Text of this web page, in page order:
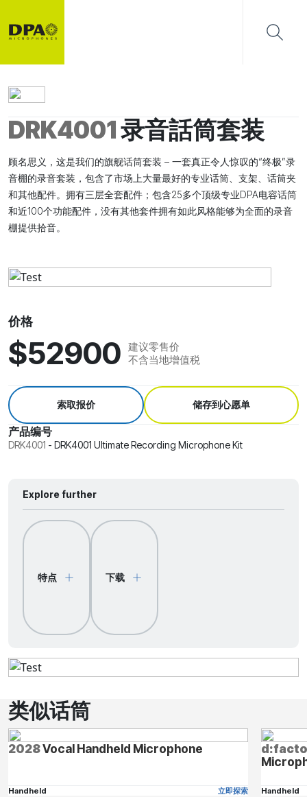
DRK4001录音話筒套装
顾名思义，这是我们的旗舰话筒套装 – 一套真正令人惊叹的“终极”录
音棚的录音套装，包含了市场上大量最好的专业话筒、支架、话筒夹
和其他配件。拥有三层全套配件；包含25多个顶级专业DPA电容话筒
和近100个功能配件，没有其他套件拥有如此风格能够为全面的录音
棚提供拾音。
价格
$52900 建议零售价
不含当地增值税
索取报价 储存到心愿单
产品编号
DRK4001 - DRK4001 Ultimate Recording Microphone Kit
Explore further
特点 下载
类似话筒
2028Vocal Handheld Microphone
Handheld 立即探索 Handheld